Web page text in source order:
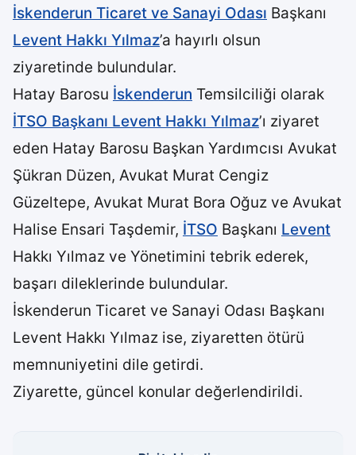
İskenderun Ticaret ve Sanayi Odası Başkanı
Levent Hakkı Yılmaz’a hayırlı olsun
ziyaretinde bulundular.
Hatay Barosu İskenderun Temsilciliği olarak
İTSO Başkanı Levent Hakkı Yılmaz’ı ziyaret
eden Hatay Barosu Başkan Yardımcısı Avukat
Şükran Düzen, Avukat Murat Cengiz
Güzeltepe, Avukat Murat Bora Oğuz ve Avukat
Halise Ensari Taşdemir, İTSO Başkanı Levent
Hakkı Yılmaz ve Yönetimini tebrik ederek,
başarı dileklerinde bulundular.
İskenderun Ticaret ve Sanayi Odası Başkanı
Levent Hakkı Yılmaz ise, ziyaretten ötürü
memnuniyetini dile getirdi.
Ziyarette, güncel konular değerlendirildi.